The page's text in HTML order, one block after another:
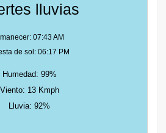
lluvias
07:43 AM
de sol: 06:17 PM
Humedad: 99%
Viento: 13 Kmph
Lluvia: 92%